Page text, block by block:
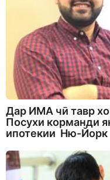
Дар ИМА чӣ тавр
Посухи корманди
ипотекии Ню-Йорк